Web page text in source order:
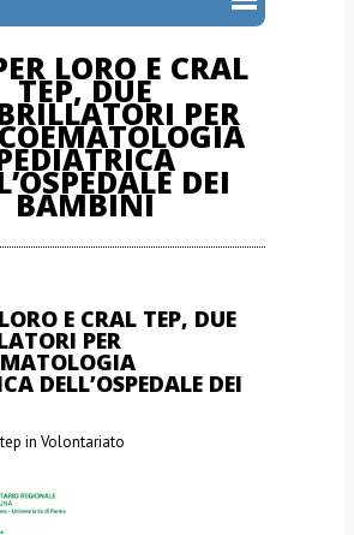
LORO E CRAL
TEP, DUE
PER
DEI
BAMBINI
E CRAL TEP, DUE
PER
DELL’OSPEDALE DEI
in Volontariato